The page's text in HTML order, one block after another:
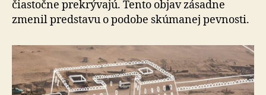
čiastočne prekrývajú. Tento objav zásadne
zmenil predstavu o podobe skúmanej pevnosti.